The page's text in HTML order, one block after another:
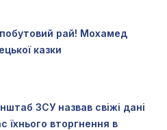
побутовий рай! Мохамед
казки
ЗСУ назвав свіжі дані
їхнього вторгнення в